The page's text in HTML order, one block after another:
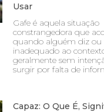
Usar
Gafe é aquela situação
constrangedora que
quando alguém diz ou
inadequado ao
geralmente sem
surgir por falta de
Capaz: O Que É,